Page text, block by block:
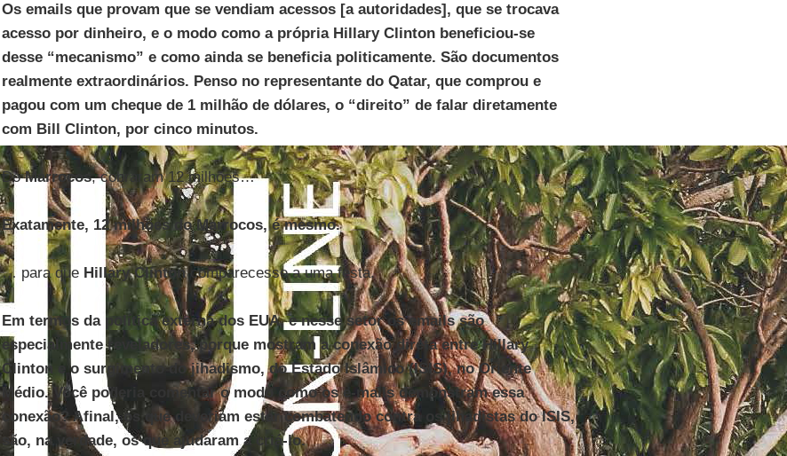
Os emails que provam que se vendiam acessos [a autoridades], que se trocava
acesso por dinheiro, e o modo como a própria Hillary Clinton beneficiou-se
desse “mecanismo” e como ainda se beneficia politicamente. São documentos
realmente extraordinários. Penso no representante do Qatar, que comprou e
pagou com um cheque de 1 milhão de dólares, o “direito” de falar diretamente
com Bill Clinton, por cinco minutos.
DoMarrocos, cobraram 12 milhões…
Exatamente, 12 milhões do Marrocos, é mesmo.
… para que Hillary Clintoncomparecesse a uma festa.
Em termos da política externa dos EUA, e nesse setor os emails são
especialmente reveladores, porque mostram a conexão direta entre Hillary
Clinton e o surgimento do jihadismo, do Estado Islâmico (ISIS), no Oriente
Médio. Você poderia comentar o modo como os e-mails demonstram essa
conexão? Afinal, os que deveriam estar combatendo contra os jihadistas do ISIS,
são, na verdade, os que ajudaram a criá-lo.